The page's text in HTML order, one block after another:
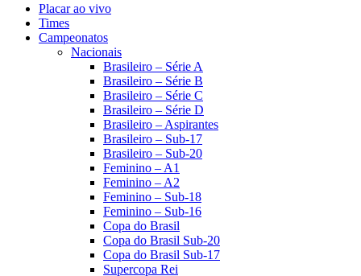
Placar ao vivo
Times
Campeonatos
Nacionais
Brasileiro – Série A
Brasileiro – Série B
Brasileiro – Série C
Brasileiro – Série D
Brasileiro – Aspirantes
Brasileiro – Sub-17
Brasileiro – Sub-20
Feminino – A1
Feminino – A2
Feminino – Sub-18
Feminino – Sub-16
Copa do Brasil
Copa do Brasil Sub-20
Copa do Brasil Sub-17
Supercopa Rei